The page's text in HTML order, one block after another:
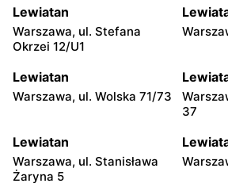
Lewiatan
Warszawa, ul. Stefana
Okrzei 12/U1
Lewiatan
Warszawa, ul. Wolska 71/73
37
Lewiatan
Warszawa, ul. Stanisława
Żaryna 5